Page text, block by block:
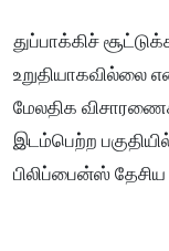
துப்பாக்கிச்
உறுதியாகவில்லை
மேலதிக
இடம்பெற்ற
பிலிப்பைன்ஸ்